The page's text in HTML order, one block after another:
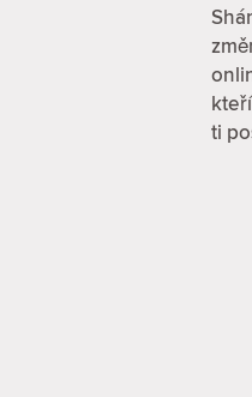
ti